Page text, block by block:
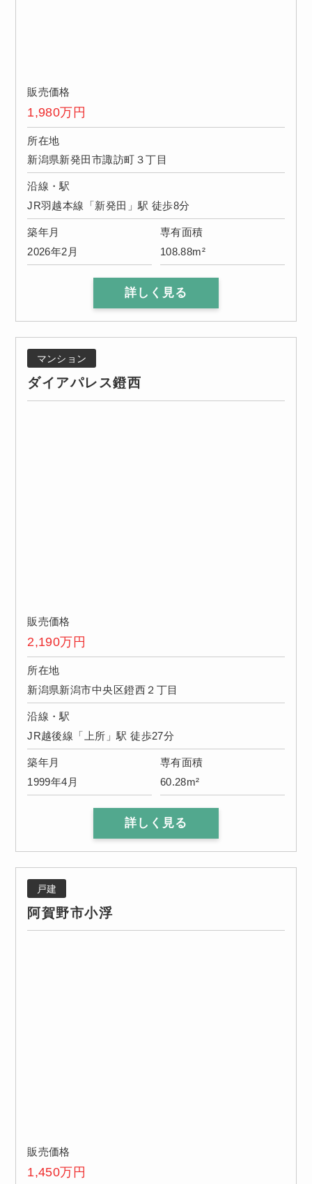
販売価格
1,980万円
所在地
新潟県新発田市諏訪町３丁目
沿線・駅
JR羽越本線「新発田」駅 徒歩8分
築年月
2026年2月
専有面積
108.88m²
詳しく見る
マンション
ダイアパレス鐙西
販売価格
2,190万円
所在地
新潟県新潟市中央区鐙西２丁目
沿線・駅
JR越後線「上所」駅 徒歩27分
築年月
1999年4月
専有面積
60.28m²
詳しく見る
戸建
阿賀野市小浮
販売価格
1,450万円